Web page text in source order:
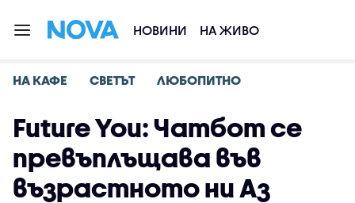
НОВИНИ НА ЖИВО
НА КАФЕ СВЕТЪТ ЛЮБОПИТНО
Future You: Чатбот се
превъплъщава във
възрастното ни Аз